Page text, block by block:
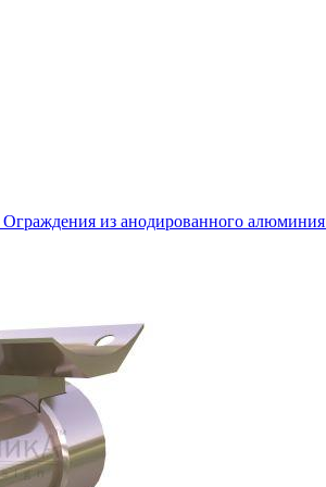
Ограждения из анодированного алюминия